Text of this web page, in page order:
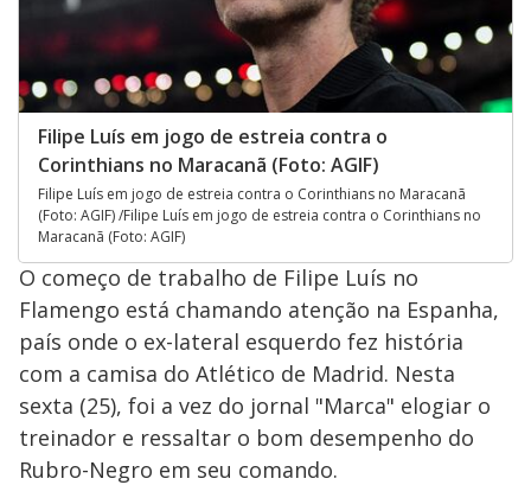
Filipe Luís em jogo de estreia contra o
Corinthians no Maracanã (Foto: AGIF)
Filipe Luís em jogo de estreia contra o Corinthians no Maracanã
(Foto: AGIF) /Filipe Luís em jogo de estreia contra o Corinthians no
Maracanã (Foto: AGIF)
O começo de trabalho de Filipe Luís no
Flamengo está chamando atenção na Espanha,
país onde o ex-lateral esquerdo fez história
com a camisa do Atlético de Madrid. Nesta
sexta (25), foi a vez do jornal "Marca" elogiar o
treinador e ressaltar o bom desempenho do
Rubro-Negro em seu comando.